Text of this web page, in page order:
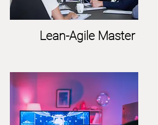
Lean-Agile Master